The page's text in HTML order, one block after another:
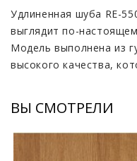
Удлиненная шуба RE-
выглядит по-
Модель выполнена из
высокого качества,
и соболиных оттенках
подчёркивает
эффект дорогого и
ВЫ СМОТРЕЛИ